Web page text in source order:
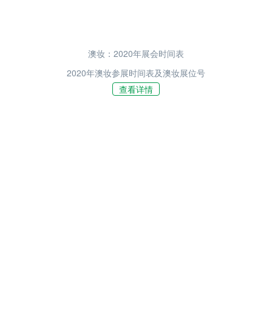
澳妆：2020年展会时间表
2020年澳妆参展时间表及澳妆展位号
查看详情